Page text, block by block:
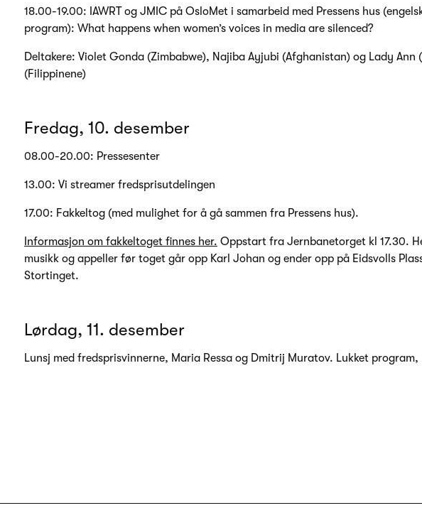
18.00-19.00: IAWRT og JMIC på OsloMet i samarbeid med Pressens hus
program): What happens when women’s voices in media are silenced?
Deltakere: Violet Gonda (Zimbabwe), Najiba Ayjubi (Afghanistan) og Lady Ann
(Filippinene)
Fredag, 10. desember
08.00-20.00: Pressesenter
13.00: Vi streamer fredsprisutdelingen
17.00: Fakkeltog (med mulighet for å gå sammen fra Pressens hus).
Informasjon om fakkeltoget finnes her. Oppstart fra Jernbanetorget kl 17.30.
musikk og appeller før toget går opp Karl Johan og ender opp på Eidsvolls
Stortinget.
Lørdag, 11. desember
Lunsj med fredsprisvinnerne, Maria Ressa og Dmitrij Muratov. Lukket